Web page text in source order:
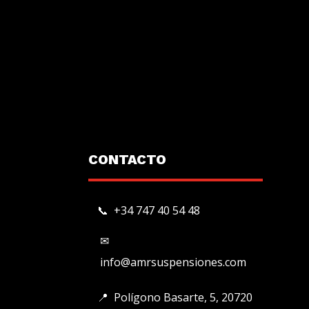
CONTACTO
📞 +34 747 40 54 48
✉
info@amrsuspensiones.com
📍 Polígono Basarte, 5, 20720